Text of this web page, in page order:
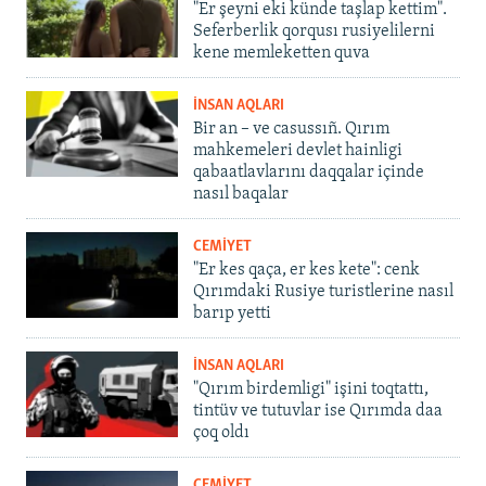
"Er şeyni eki künde taşlap kettim".
Seferberlik qorqusı rusiyelilerni
kene memleketten quva
İNSAN AQLARI
Bir an – ve casussıñ. Qırım
mahkemeleri devlet hainligi
qabaatlavlarını daqqalar içinde
nasıl baqalar
CEMİYET
"Er kes qaça, er kes kete": cenk
Qırımdaki Rusiye turistlerine nasıl
barıp yetti
İNSAN AQLARI
"Qırım birdemligi" işini toqtattı,
tintüv ve tutuvlar ise Qırımda daa
çoq oldı